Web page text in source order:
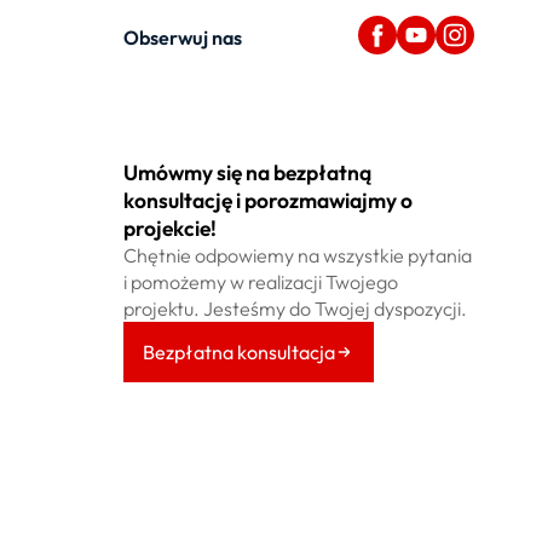
Obserwuj nas
Umówmy się na bezpłatną
konsultację i porozmawiajmy o
projekcie!
Chętnie odpowiemy na wszystkie pytania
i pomożemy w realizacji Twojego
projektu. Jesteśmy do Twojej dyspozycji.
Bezpłatna konsultacja